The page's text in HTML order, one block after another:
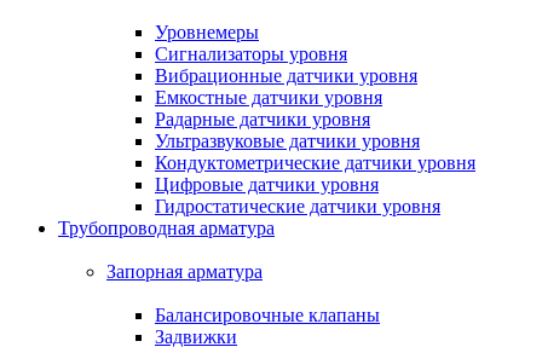
Уровнемеры
Сигнализаторы уровня
Вибрационные датчики уровня
Емкостные датчики уровня
Радарные датчики уровня
Ультразвуковые датчики уровня
Кондуктометрические датчики уровня
Цифровые датчики уровня
Гидростатические датчики уровня
Трубопроводная арматура
Запорная арматура
Балансировочные клапаны
Задвижки